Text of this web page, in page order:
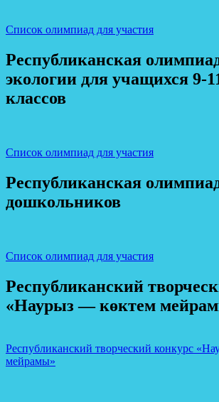
Список олимпиад для участия
Республиканская
экологии для учащихся 9-
классов
Список олимпиад для участия
Республиканская
дошкольников
Список олимпиад для участия
Республиканский
«Наурыз — көктем
Республиканский творческий конкурс
мейрамы»